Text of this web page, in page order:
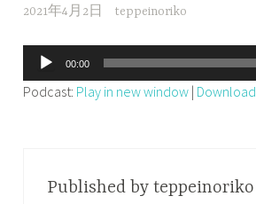
2021年4月2日 teppeinoriko
声
プ
00:00
Podcast: Play in new window | Download
Published by teppeinoriko